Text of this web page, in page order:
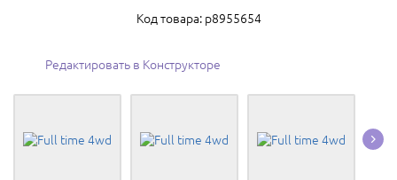
Код товара: p8955654
Редактировать в Конструкторе